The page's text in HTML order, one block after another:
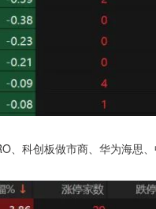
、科创板做市商、华为海思、